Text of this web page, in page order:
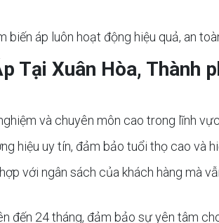
áp luôn hoạt động hiệu quả, an
Tại Xuân Hòa, Thành
và chuyên môn cao trong lĩnh
hiệu uy tín, đảm bảo tuổi thọ cao và
với ngân sách của khách hàng mà
đến 24 tháng, đảm bảo sự yên tâm